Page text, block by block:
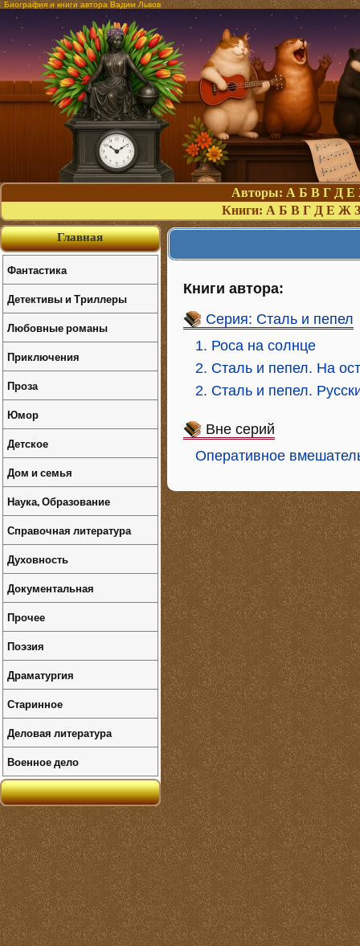
Биография и книги автора Вадим Львов
Авторы: А Б В Г Д Е
Книги: А Б В Г Д Е Ж З
Книги автора:
Серия: Сталь и пепел
1. Роса на солнце
2. Сталь и пепел. На
2. Сталь и пепел.
Вне серий
Оперативное
Главная
Фантастика
Детективы и Триллеры
Любовные романы
Приключения
Проза
Юмор
Детское
Дом и семья
Наука, Образование
Справочная литература
Духовность
Документальная
Прочее
Поэзия
Драматургия
Старинное
Деловая литература
Военное дело